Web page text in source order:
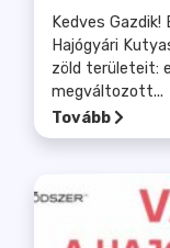
Kedves
Hajógyári
zöld területeit:
megváltozott...
Tovább